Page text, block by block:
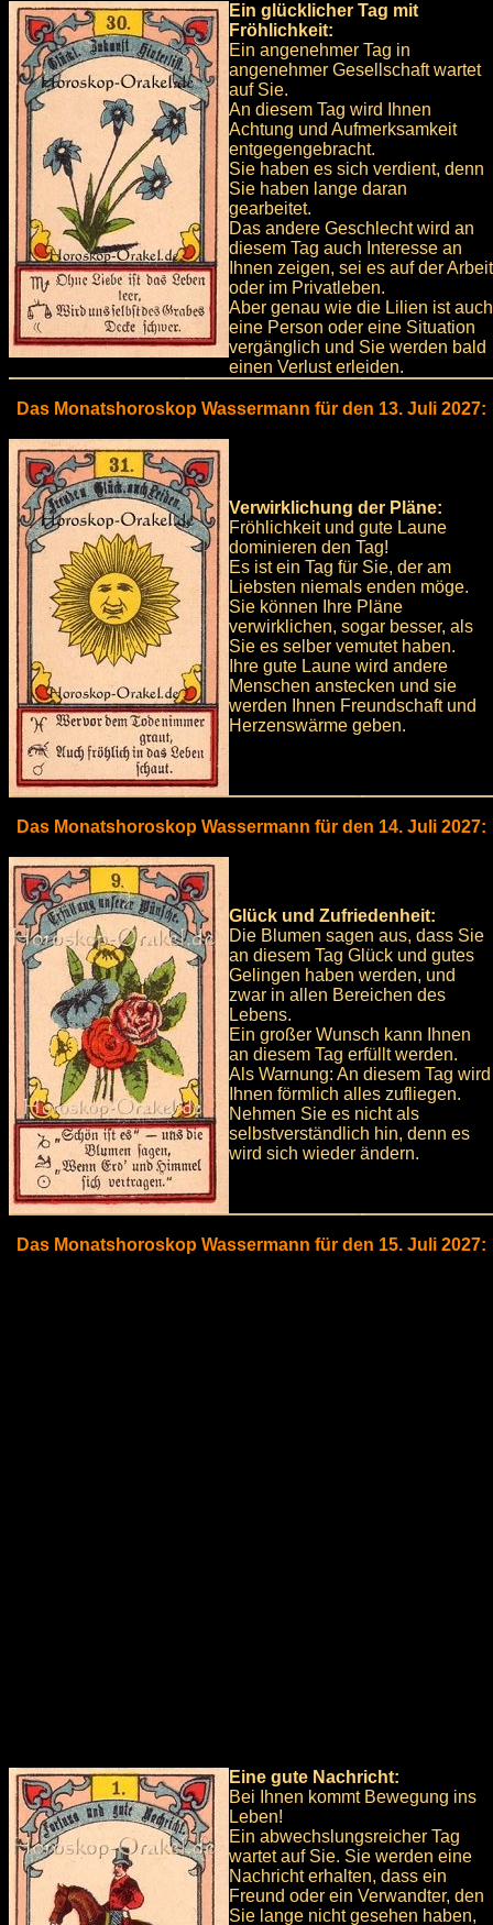
Ein glücklicher Tag mit
Fröhlichkeit:
Ein angenehmer Tag in
angenehmer Gesellschaft wartet
auf Sie.
An diesem Tag wird Ihnen
Achtung und Aufmerksamkeit
entgegengebracht.
Sie haben es sich verdient, denn
Sie haben lange daran
gearbeitet.
Das andere Geschlecht wird an
diesem Tag auch Interesse an
Ihnen zeigen, sei es auf der Arbeit
oder im Privatleben.
Aber genau wie die Lilien ist auch
eine Person oder eine Situation
vergänglich und Sie werden bald
einen Verlust erleiden.
Das Monatshoroskop Wassermann für den 13. Juli 2027:
Verwirklichung der Pläne:
Fröhlichkeit und gute Laune
dominieren den Tag!
Es ist ein Tag für Sie, der am
Liebsten niemals enden möge.
Sie können Ihre Pläne
verwirklichen, sogar besser, als
Sie es selber vemutet haben.
Ihre gute Laune wird andere
Menschen anstecken und sie
werden Ihnen Freundschaft und
Herzenswärme geben.
Das Monatshoroskop Wassermann für den 14. Juli 2027:
Glück und Zufriedenheit:
Die Blumen sagen aus, dass Sie
an diesem Tag Glück und gutes
Gelingen haben werden, und
zwar in allen Bereichen des
Lebens.
Ein großer Wunsch kann Ihnen
an diesem Tag erfüllt werden.
Als Warnung: An diesem Tag wird
Ihnen förmlich alles zufliegen.
Nehmen Sie es nicht als
selbstverständlich hin, denn es
wird sich wieder ändern.
Das Monatshoroskop Wassermann für den 15. Juli 2027:
Eine gute Nachricht:
Bei Ihnen kommt Bewegung ins
Leben!
Ein abwechslungsreicher Tag
wartet auf Sie. Sie werden eine
Nachricht erhalten, dass ein
Freund oder ein Verwandter, den
Sie lange nicht gesehen haben,